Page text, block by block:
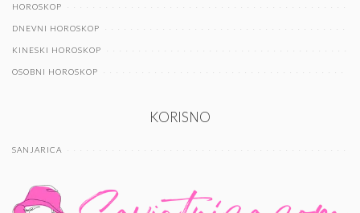
HOROSKOP
DNEVNI HOROSKOP
KINESKI HOROSKOP
OSOBNI HOROSKOP
KORISNO
SANJARICA